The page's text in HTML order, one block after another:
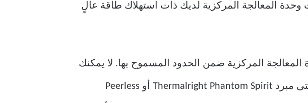
المعالجة المركزية لديك ذات استهلاك طاقة عالٍ
المركزية ضمن الحدود المسموح بها. لا يمكنك
أن تخطئ باختيار مبرد هوائي عالي الجودة لجهاز الكمبيوتر الخاص بك، وحتى مبرد Thermalright Phantom Spirit أو Peerless